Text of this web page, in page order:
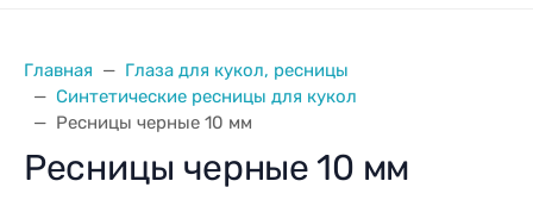
Главная
Глаза для кукол, ресницы
Синтетические ресницы для кукол
Ресницы черные 10 мм
Ресницы черные 10 мм